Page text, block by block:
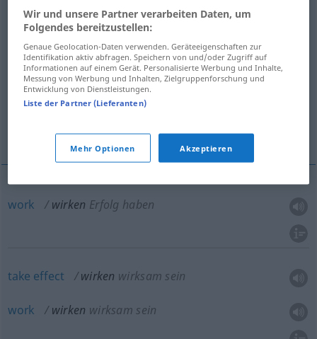
make an impression, have an effect
look look good, be effective
act, serve work, be active
Weitere Beispiele...
work wirken Erfolg haben
take effect wirken wirksam sein
work wirken wirksam sein
Wir und unsere Partner verarbeiten Daten, um
Folgendes bereitzustellen:
Genaue Geolocation-Daten verwenden. Geräteeigenschaften zur
Identifikation aktiv abfragen. Speichern von und/oder Zugriff auf
Informationen auf einem Gerät. Personalisierte Werbung und Inhalte,
Messung von Werbung und Inhalten, Zielgruppenforschung und
Entwicklung von Dienstleistungen.
Liste der Partner (Lieferanten)
Mehr Optionen Akzeptieren